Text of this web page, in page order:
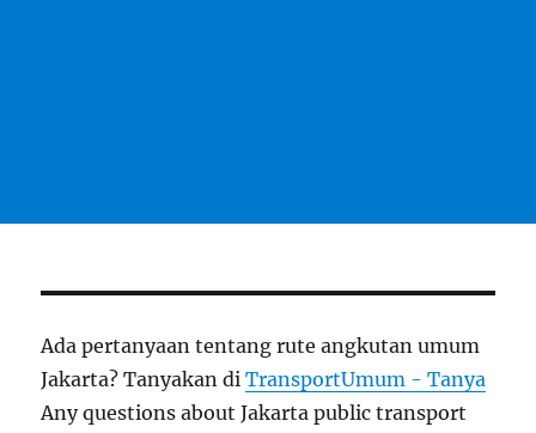
Ada pertanyaan tentang rute angkutan umum
Jakarta? Tanyakan diTransportUmum - Tanya
Any questions about Jakarta public transport